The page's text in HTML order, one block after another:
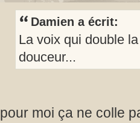
Damien a écrit:
La voix qui double
douceur...
pour moi ça ne colle